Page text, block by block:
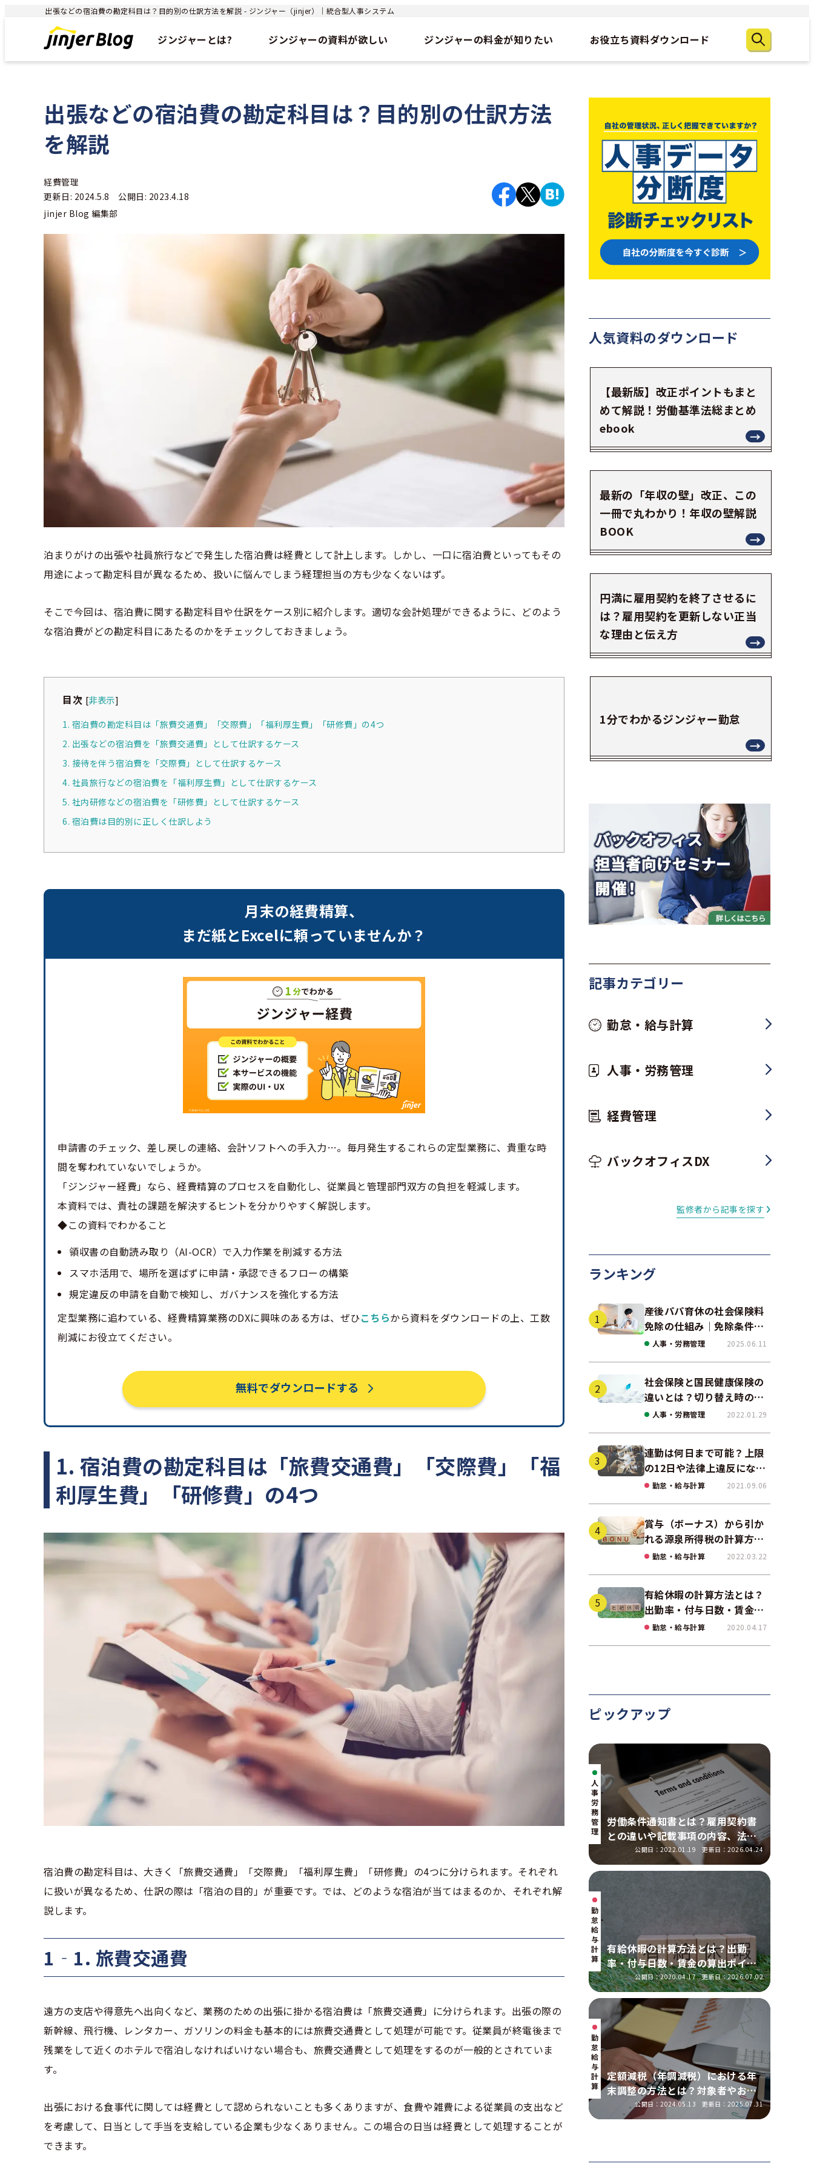
出張などの宿泊費の勘定科目は？目的別の仕訳方法を解説 - ジンジャー（jinjer）｜統合型人事システム
ジンジャーとは? ジンジャーの資料が欲しい ジンジャーの料金が知りたい お役立ち資料ダウンロード
出張などの宿泊費の勘定科目は？目的別の仕訳方法
を解説
経費管理
更新日: 2024.5.8 公開日: 2023.4.18
jinjer Blog 編集部
泊まりがけの出張や社員旅行などで発生した宿泊費は経費として計上します。しかし、一口に宿泊費といってもその
用途によって勘定科目が異なるため、扱いに悩んでしまう経理担当の方も少なくないはず。
そこで今回は、宿泊費に関する勘定科目や仕訳をケース別に紹介します。適切な会計処理ができるように、どのよう
な宿泊費がどの勘定科目にあたるのかをチェックしておきましょう。
目次 [非表示]
1. 宿泊費の勘定科目は「旅費交通費」「交際費」「福利厚生費」「研修費」の4つ
2. 出張などの宿泊費を「旅費交通費」として仕訳するケース
3. 接待を伴う宿泊費を「交際費」として仕訳するケース
4. 社員旅行などの宿泊費を「福利厚生費」として仕訳するケース
5. 社内研修などの宿泊費を「研修費」として仕訳するケース
6. 宿泊費は目的別に正しく仕訳しよう
月末の経費精算、
まだ紙とExcelに頼っていませんか？
申請書のチェック、差し戻しの連絡、会計ソフトへの手入力…。毎月発生するこれらの定型業務に、貴重な時
間を奪われていないでしょうか。
「ジンジャー経費」なら、経費精算のプロセスを自動化し、従業員と管理部門双方の負担を軽減します。
本資料では、貴社の課題を解決するヒントを分かりやすく解説します。
◆この資料でわかること
領収書の自動読み取り（AI-OCR）で入力作業を削減する方法
スマホ活用で、場所を選ばずに申請・承認できるフローの構築
規定違反の申請を自動で検知し、ガバナンスを強化する方法
定型業務に追わている、経費精算業務のDXに興味のある方は、ぜひこちらから資料をダウンロードの上、工数
削減にお役立てください。
無料でダウンロードする
1. 宿泊費の勘定科目は「旅費交通費」「交際費」「福
利厚生費」「研修費」の4つ
宿泊費の勘定科目は、大きく「旅費交通費」「交際費」「福利厚生費」「研修費」の4つに分けられます。それぞれ
に扱いが異なるため、仕訳の際は「宿泊の目的」が重要です。では、どのような宿泊が当てはまるのか、それぞれ解
説します。
1‐1. 旅費交通費
遠方の支店や得意先へ出向くなど、業務のための出張に掛かる宿泊費は「旅費交通費」に分けられます。出張の際の
新幹線、飛行機、レンタカー、ガソリンの料金も基本的には旅費交通費として処理が可能です。従業員が終電後まで
残業をして近くのホテルで宿泊しなければいけない場合も、旅費交通費として処理をするのが一般的とされていま
す。
出張における食事代に関しては経費として認められないことも多くありますが、食費や雑費による従業員の支出など
を考慮して、日当として手当を支給している企業も少なくありません。この場合の日当は経費として処理することが
できます。
人気資料のダウンロード
【最新版】改正ポイントもまと
めて解説！労働基準法総まとめ
ebook
最新の「年収の壁」改正、この
一冊で丸わかり！年収の壁解説
BOOK
円満に雇用契約を終了させるに
は？雇用契約を更新しない正当
な理由と伝え方
1分でわかるジンジャー勤怠
記事カテゴリー
勤怠・給与計算
人事・労務管理
経費管理
バックオフィスDX
監修者から記事を探す
ランキング
産後パパ育休の社会保険料
免除の仕組み｜免除条件と
事例、手続きの注意点を解
人事・労務管理 2025.06.11
社会保険と国民健康保険の
違いとは？切り替え時の手
続きや任意継続について解
人事・労務管理 2022.01.29
連勤は何日まで可能？上限
の12日や法律上違反になる
場合も解説
勤怠・給与計算 2021.09.06
賞与（ボーナス）から引か
れる源泉所得税の計算方法
をわかりやすく解説
勤怠・給与計算 2022.03.22
有給休暇の計算方法とは？
出勤率・付与日数・賃金の
算出ポイントを実務に即し
勤怠・給与計算 2020.04.17
ピックアップ
人
事・
労
務
管
理
労働条件通知書とは？雇用契約書
との違いや記載事項の内容、法改
正の明示ルールを解説
公開日：2022.01.19 更新日：2026.04.24
勤
怠・
給
与
計
算
有給休暇の計算方法とは？出勤
率・付与日数・賃金の算出ポイン
トを実務に即して解説
公開日：2020.04.17 更新日：2026.07.02
勤
怠・
給
与
計
算
定額減税（年調減税）における年
末調整の方法とは？対象者やおこ
なう手順を解説
公開日：2024.05.13 更新日：2025.07.31